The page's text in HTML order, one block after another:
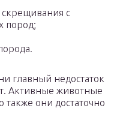
скрещивания с
пород;
главный недостаток
Активные животные
они достаточно